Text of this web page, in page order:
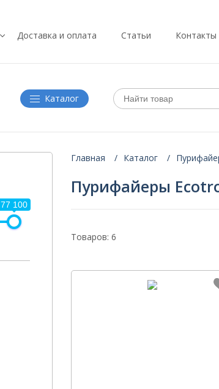
Доставка и оплата Статьи Контакты
Каталог
77 100
Главная Каталог
Пурифайеры
Товаров: 6